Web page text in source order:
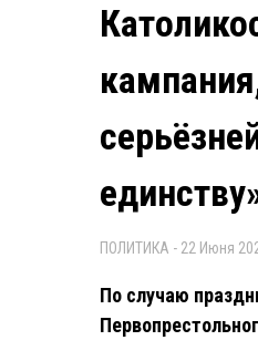
ПОЛИТИКА - 22 Июня
По случаю